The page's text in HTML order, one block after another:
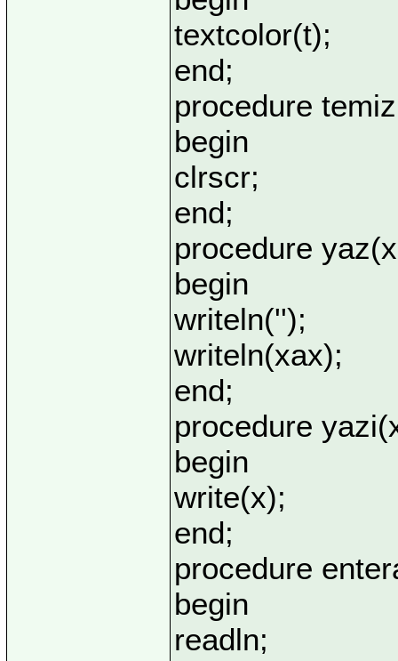
textcolor(t);
end;
procedure
begin
clrscr;
end;
procedure
begin
writeln('');
writeln(xax);
end;
procedure
begin
write(x);
end;
procedure
begin
readln;